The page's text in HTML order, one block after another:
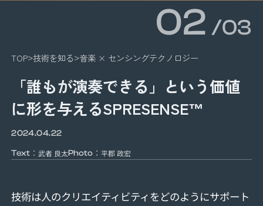
TOP 技術を知る 音楽 × センシングテクノロジー
02 /03
「誰もが演奏できる」という価値
に形を与えるSPRESENSE™
2024.04.22
Text ：武者 良太Photo ：平郡 政宏
技術は人のクリエイティビティをどのようにサポート